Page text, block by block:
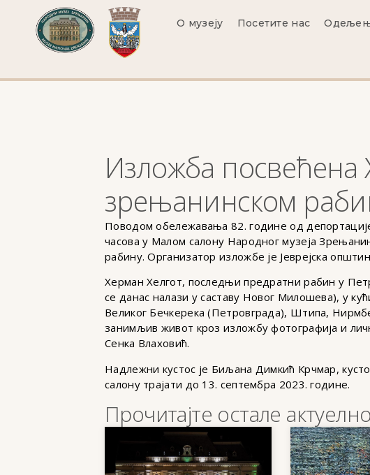
О музеју Посетите нас
Изложба посвећена
зрењанинском
Поводом обележавања 82. године од
часова у Малом салону Народног музеја
рабину. Организатор изложбе је Јеврејска
Херман Хелгот, последњи предратни рабин у
се данас налази у саставу Новог Милошева), у
Великог Бечкерека (Петровграда), Штипа,
занимљив живот кроз изложбу фотографија и
Сенка Влаховић.
Надлежни кустос је Биљана Димкић Крчмар,
салону трајати до 13. септембра 2023. године.
Прочитајте остале